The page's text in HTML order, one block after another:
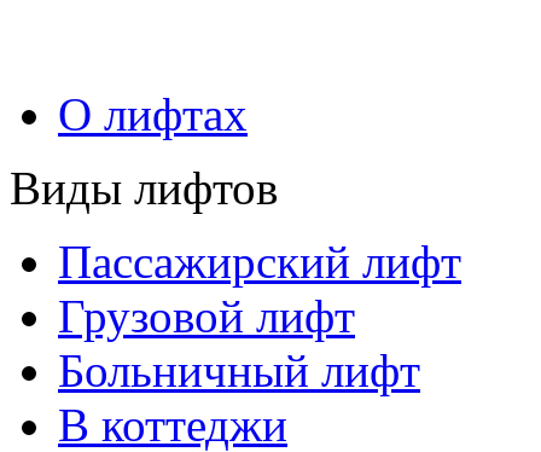
О лифтах
Виды лифтов
Пассажирский лифт
Грузовой лифт
Больничный лифт
В коттеджи